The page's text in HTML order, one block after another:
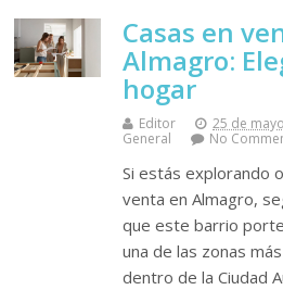
Casas en
Almagro:
hogar
Editor 25 de
General
No
Si estás explorando
venta en Almagro,
que este barrio
una de las zonas
dentro de la Ciudad